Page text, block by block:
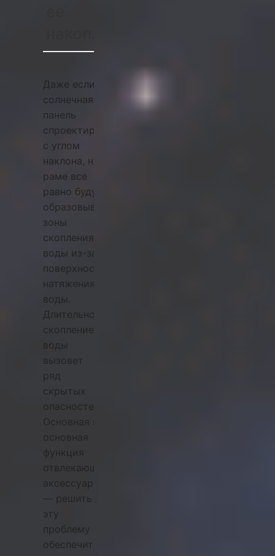
Даже если
солнечная
панель
спроектирована
с углом
наклона, на
раме все
равно будут
образовываться
зоны
скопления
воды из-за
поверхностного
натяжения
воды.
Длительное
скопление
воды
вызовет
ряд
скрытых
опасностей.
Основная и
основная
функция
отвлекающих
аксессуаров
— решить
эту
проблему и
обеспечить